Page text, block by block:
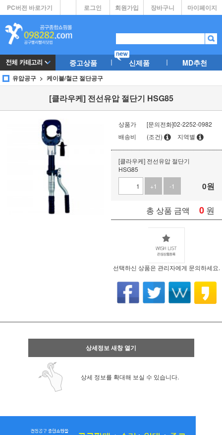
PC버전 바로가기 마이페이지
장바구니
회원가입
로그인
중고상품 신제품 MD추천
유압공구 케이블/철근 절단공구
[클라우케] 전선유압 절단기 HSG85
상품가
[문의전화]02-2252-0982
배송비
(조건) 지역별
[클라우케] 전선유압 절단기
HSG85
+1
-1 0원
총 상품 금액 0 원
선택하신 상품은 관리자에게 문의하세요.
상세정보 새창 열기
상세 정보를 확대해 보실 수 있습니다.